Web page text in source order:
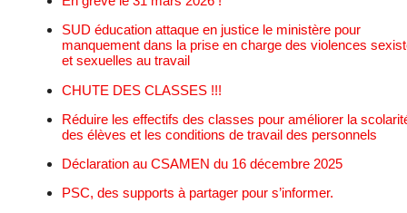
SUD éducation attaque en justice le ministère pour
manquement dans la prise en charge des violences
et sexuelles au travail
CHUTE DES CLASSES !!!
Réduire les effectifs des classes pour améliorer la
des élèves et les conditions de travail des personnels
Déclaration au CSAMEN du 16 décembre 2025
PSC, des supports à partager pour s’informer.